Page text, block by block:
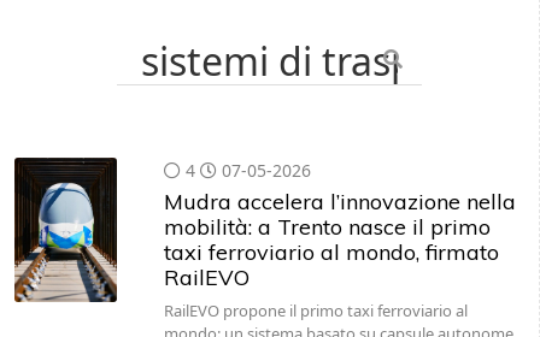
4 07-05-2026
Mudra accelera l’innovazione nella
mobilità: a Trento nasce il primo
taxi ferroviario al mondo, firmato
RailEVO
RailEVO propone il primo taxi ferroviario al